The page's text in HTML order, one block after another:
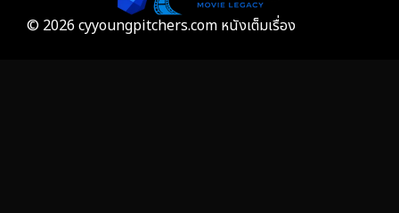
© 2026 cyyoungpitchers.com หนังเต็มเรื่อง